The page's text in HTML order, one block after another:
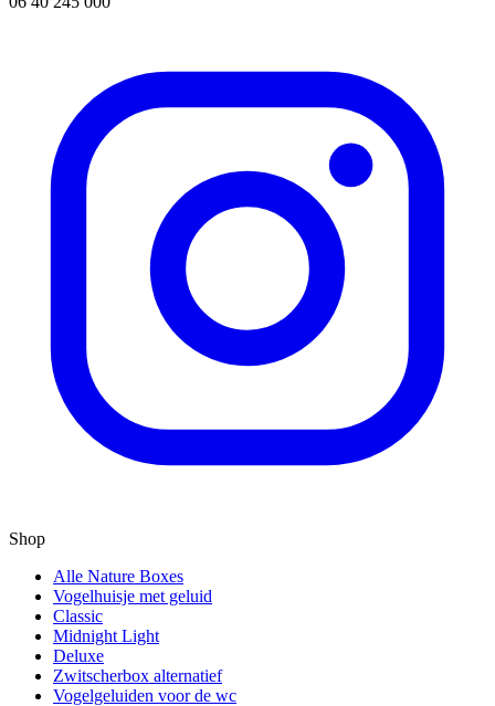
Shop
Alle Nature Boxes
Vogelhuisje met geluid
Classic
Midnight Light
Deluxe
Zwitscherbox alternatief
Vogelgeluiden voor de wc